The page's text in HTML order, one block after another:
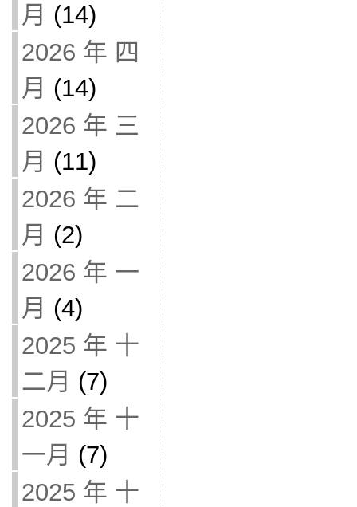
月 (14)
2026 年 四
月 (14)
2026 年 三
月 (11)
2026 年 二
月 (2)
2026 年 一
月 (4)
2025 年 十
二月 (7)
2025 年 十
一月 (7)
2025 年 十